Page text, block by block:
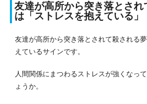
友達が高所から突き落とされ
は「ストレスを抱えている」
友達が高所から突き落とされて殺される
えているサインです。
人間関係にまつわるストレスが強くなっ
ょうか。